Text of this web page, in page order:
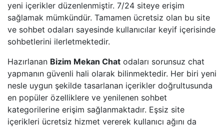
yeni içerikler düzenlenmiştir. 7/24 siteye erişim
sağlamak mümkündür. Tamamen ücretsiz olan bu site
ve sohbet odaları sayesinde kullanıcılar keyif içerisinde
sohbetlerini ilerletmektedir.
Hazırlanan Bizim Mekan Chat odaları sorunsuz chat
yapmanın güvenli hali olarak bilinmektedir. Her biri yeni
nesle uygun şekilde tasarlanan içerikler doğrultusunda
en popüler özelliklere ve yenilenen sohbet
kategorilerine erişim sağlanmaktadır. Eşsiz site
içerikleri ücretsiz hizmet vererek kullanıcı ağını da